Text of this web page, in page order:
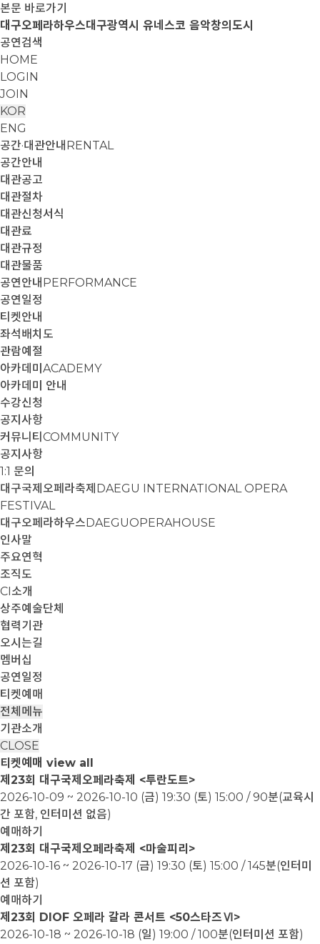
본문 바로가기
대구오페라하우스대구광역시 유네스코 음악창의도시
공연검색
HOME
LOGIN
JOIN
KOR
ENG
공간·대관안내 RENTAL
공간안내
대관공고
대관절차
대관신청서식
대관료
대관규정
대관물품
공연안내 PERFORMANCE
공연일정
티켓안내
좌석배치도
관람예절
아카데미 ACADEMY
아카데미 안내
수강신청
공지사항
커뮤니티 COMMUNITY
공지사항
1:1 문의
대구국제오페라축제 DAEGU INTERNATIONAL OPERA
FESTIVAL
대구오페라하우스DAEGUOPERAHOUSE
인사말
주요연혁
조직도
CI소개
상주예술단체
협력기관
오시는길
멤버십
공연일정
티켓예매
전체메뉴
기관소개
CLOSE
티켓예매 view all
제23회 대구국제오페라축제 <투란도트>
2026-10-09 ~ 2026-10-10 (금) 19:30 (토) 15:00 / 90분(교육시
간 포함, 인터미션 없음)
예매하기
제23회 대구국제오페라축제 <마술피리>
2026-10-16 ~ 2026-10-17 (금) 19:30 (토) 15:00 / 145분(인터미
션 포함)
예매하기
제23회 DIOF 오페라 갈라 콘서트 <50스타즈Ⅵ>
2026-10-18 ~ 2026-10-18 (일) 19:00 / 100분(인터미션 포함)